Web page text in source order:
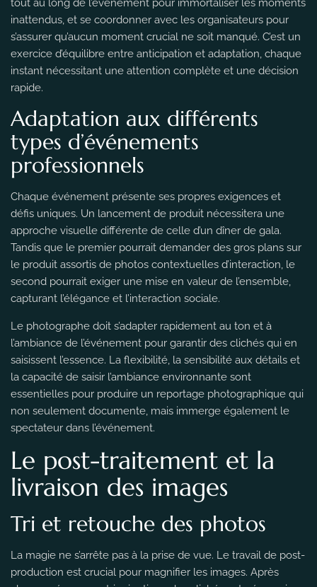
tout au long de l’événement pour immortaliser les moments
inattendus, et se coordonner avec les organisateurs pour
s’assurer qu’aucun moment crucial ne soit manqué. C’est un
exercice d’équilibre entre anticipation et adaptation, chaque
instant nécessitant une attention complète et une décision
rapide.
Adaptation aux différents
types d’événements
professionnels
Chaque événement présente ses propres exigences et
défis uniques. Un lancement de produit nécessitera une
approche visuelle différente de celle d’un dîner de gala.
Tandis que le premier pourrait demander des gros plans sur
le produit assortis de photos contextuelles d’interaction, le
second pourrait exiger une mise en valeur de l’ensemble,
capturant l’élégance et l’interaction sociale.
Le photographe doit s’adapter rapidement au ton et à
l’ambiance de l’événement pour garantir des clichés qui en
saisissent l’essence. La flexibilité, la sensibilité aux détails et
la capacité de saisir l’ambiance environnante sont
essentielles pour produire un reportage photographique qui
non seulement documente, mais immerge également le
spectateur dans l’événement.
Le post-traitement et la
livraison des images
Tri et retouche des photos
La magie ne s’arrête pas à la prise de vue. Le travail de post-
production est crucial pour magnifier les images. Après